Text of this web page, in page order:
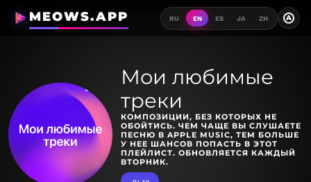
MEOWS.APP RU EN ES JA ZH A
Мои любимые
треки
КОМПОЗИЦИИ, БЕЗ КОТОРЫХ НЕ
ОБОЙТИСЬ. ЧЕМ ЧАЩЕ ВЫ СЛУШАЕТЕ
ПЕСНЮ В APPLE MUSIC, ТЕМ БОЛЬШЕ
У НЕЕ ШАНСОВ ПОПАСТЬ В ЭТОТ
ПЛЕЙЛИСТ. ОБНОВЛЯЕТСЯ КАЖДЫЙ
ВТОРНИК.